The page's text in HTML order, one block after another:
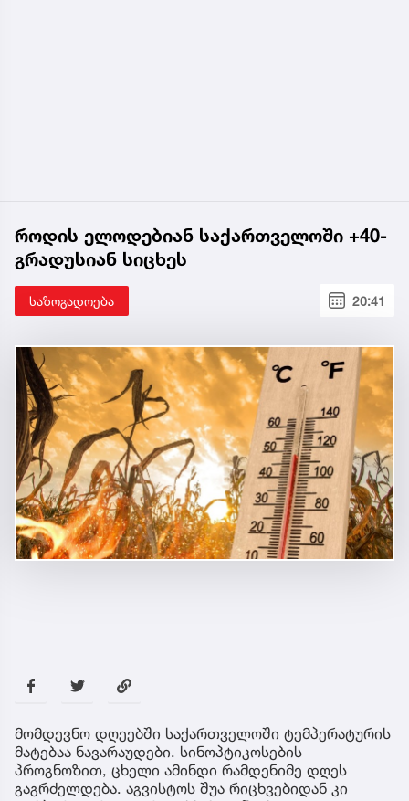
როდის ელოდებიან საქართველოში +40-
გრადუსიან სიცხეს
საზოგადოება 20:41
მომდევნო დღეებში საქართველოში ტემპერატურის
მატებაა ნავარაუდები. სინოპტიკოსების
პროგნოზით, ცხელი ამინდი რამდენიმე დღეს
გაგრძელდება. აგვისტოს შუა რიცხვებიდან კი